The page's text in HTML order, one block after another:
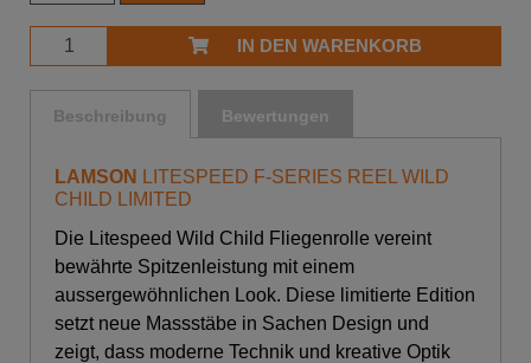
IN DEN WARENKORB
Beschreibung Bewertungen
LAMSON LITESPEED F-SERIES REEL WILD
CHILD LIMITED
Die Litespeed Wild Child Fliegenrolle vereint
bewährte Spitzenleistung mit einem
aussergewöhnlichen Look. Diese limitierte Edition
setzt neue Massstäbe in Sachen Design und
zeigt, dass moderne Technik und kreative Optik